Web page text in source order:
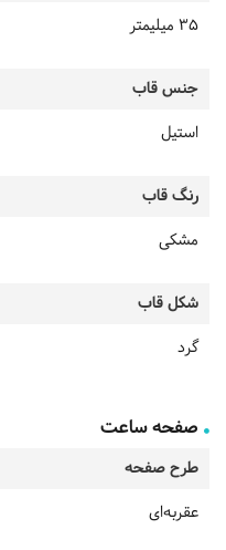
35 میلیمتر
جنس قاب
استیل
رنگ قاب
مشکی
شکل قاب
گرد
صفحه ساعت
طرح صفحه
عقربه‌ای